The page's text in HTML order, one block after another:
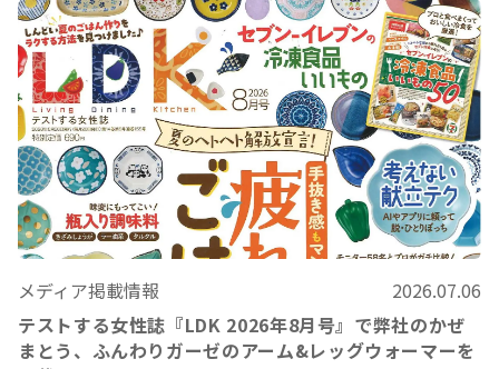
メディア掲載情報
2026.07.06
テストする女性誌『LDK 2026年8月号』で弊社のかぜ
まとう、ふんわりガーゼのアーム&レッグウォーマーを